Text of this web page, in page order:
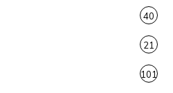
40
21
101